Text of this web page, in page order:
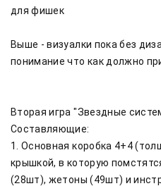
для фишек
Выше - визуалки пока без
понимание что как должно
Вторая игра "Звездные
Составляющие:
1. Основная коробка 4+4
крышкой, в которую
(28шт), жетоны (49шт) и